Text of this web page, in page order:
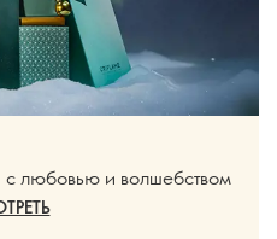
любовью и волшебством